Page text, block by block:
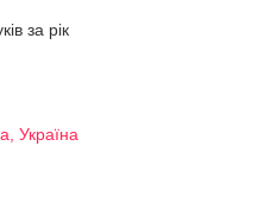
за рік
Україна